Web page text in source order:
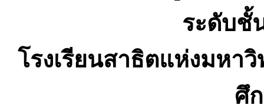
ระดับชั้
โรงเรียนสาธิตแห่งมหา
ศึ